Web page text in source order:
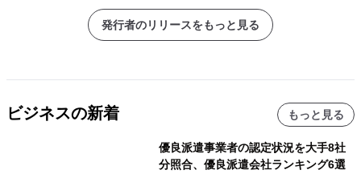
発行者のリリースをもっと見る
ビジネスの新着 もっと見る
優良派遣事業者の認定状況を大手8社
分照合、優良派遣会社ランキング6選